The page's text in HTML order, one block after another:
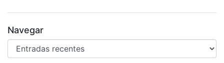
Navegar